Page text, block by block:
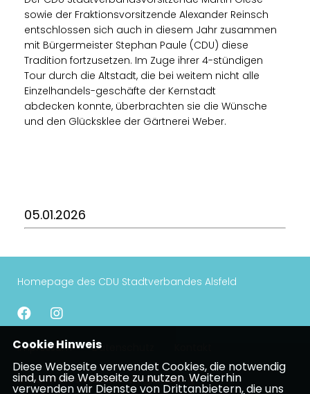
sowie der Fraktionsvorsitzende Alexander Reinsch
entschlossen sich auch in diesem Jahr zusammen
mit Bürgermeister Stephan Paule (CDU) diese
Tradition fortzusetzen. Im Zuge ihrer 4-stündigen
Tour durch die Altstadt, die bei weitem nicht alle
Einzelhandels-geschäfte der Kernstadt
abdecken konnte, überbrachten sie die Wünsche
und den Glücksklee der Gärtnerei Weber.
05.01.2026
Homepage des CDU Stadtverbandes Alsfeld
Impressum Datenschutz
CDU Kreisverband Vogelsberg
Cookie Hinweis
Diese Webseite verwendet Cookies, die notwendig
sind, um die Webseite zu nutzen. Weiterhin
verwenden wir Dienste von Drittanbietern, die uns